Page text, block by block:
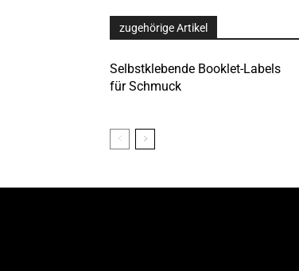
zugehörige Artikel
Selbstklebende Booklet-Labels
für Schmuck